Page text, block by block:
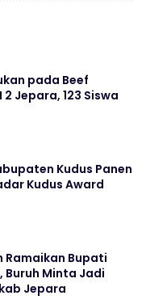
pada Beef
2 Jepara, 123 Siswa
Kudus Panen
Kudus Award
Ramaikan Bupati
Buruh Minta Jadi
Jepara